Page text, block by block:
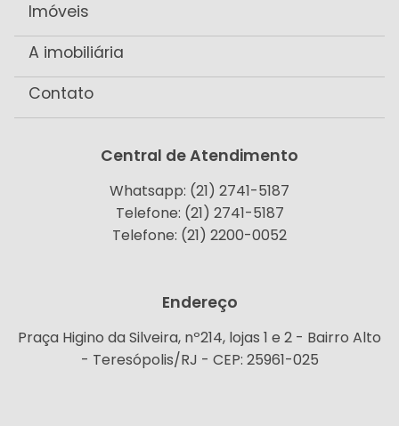
Imóveis
A imobiliária
Contato
Central de Atendimento
Whatsapp: (21) 2741-5187
Telefone: (21) 2741-5187
Telefone: (21) 2200-0052
Endereço
Praça Higino da Silveira, nº214, lojas 1 e 2 - Bairro Alto
- Teresópolis/RJ - CEP: 25961-025